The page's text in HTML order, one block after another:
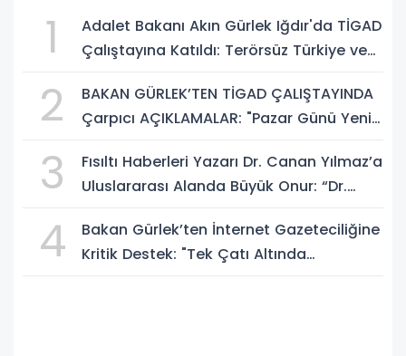
1
Adalet Bakanı Akın Gürlek Iğdır'da TİGAD
Çalıştayına Katıldı: Terörsüz Türkiye ve
2
BAKAN GÜRLEK’TEN TİGAD ÇALIŞTAYINDA
Çarpıcı AÇIKLAMALAR: "Pazar Günü Yeni
3
Fısıltı Haberleri Yazarı Dr. Canan Yılmaz’a
Uluslararası Alanda Büyük Onur: “Dr.
4
Bakan Gürlek’ten İnternet Gazeteciliğine
Kritik Destek: "Tek Çatı Altında